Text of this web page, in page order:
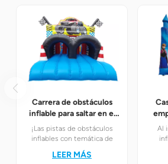
Carrera de obstáculos
inflable para saltar en el
patio trasero
¡Las pistas de obstáculos
inflables con temática de
carreras son sin duda la
mejor opción! Combinan a la
LEER MÁS
Al